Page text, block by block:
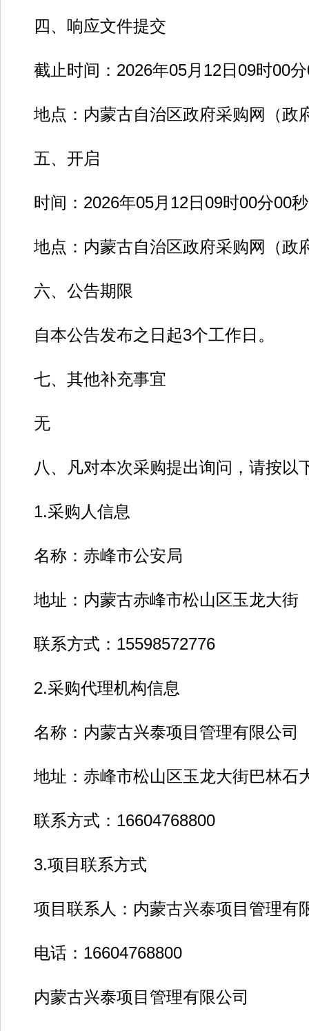
四、响应文件提交
截止时间：2026年05月12日09时00分
地点：内蒙古自治区政府采购网（政
五、开启
时间：2026年05月12日09时00分00秒
地点：内蒙古自治区政府采购网（政
六、公告期限
自本公告发布之日起3个工作日。
七、其他补充事宜
无
八、凡对本次采购提出询问，请按以
1.采购人信息
名称：赤峰市公安局
地址：内蒙古赤峰市松山区玉龙大街
联系方式：15598572776
2.采购代理机构信息
名称：内蒙古兴泰项目管理有限公司
地址：赤峰市松山区玉龙大街巴林石
联系方式：16604768800
3.项目联系方式
项目联系人：内蒙古兴泰项目管理有
电话：16604768800
内蒙古兴泰项目管理有限公司